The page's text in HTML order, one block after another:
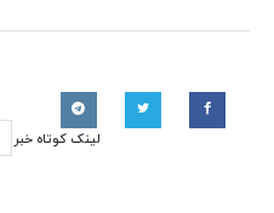
لینک کوتاه خبر